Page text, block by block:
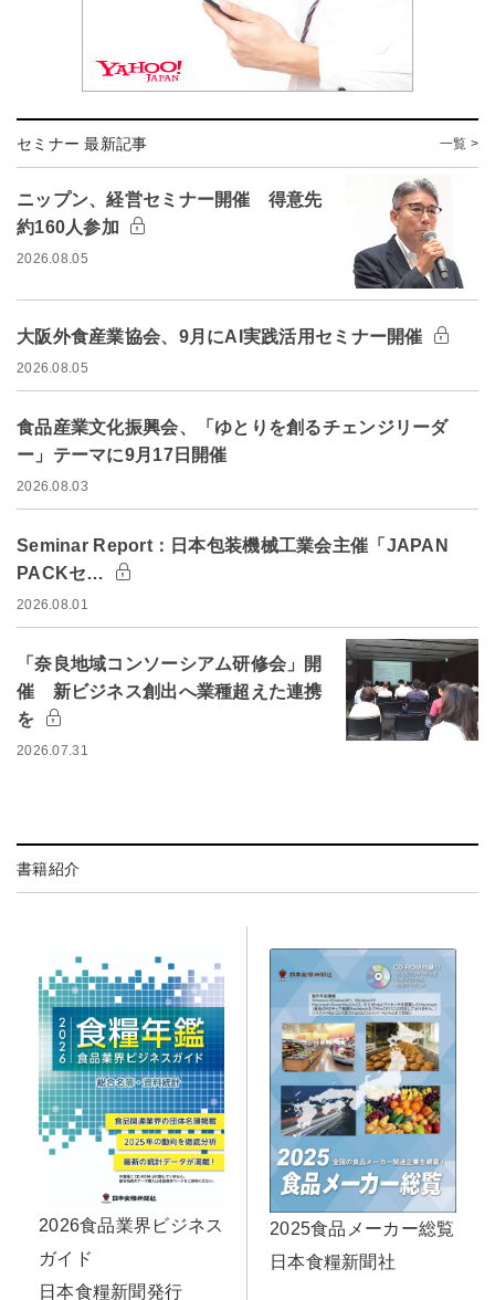
セミナー 最新記事 一覧 >
ニップン、経営セミナー開催 得意先
約160人参加
2026.08.05
大阪外食産業協会、9月にAI実践活用セミナー開催
2026.08.05
食品産業文化振興会、「ゆとりを創るチェンジリーダ
ー」テーマに9月17日開催
2026.08.03
Seminar Report：日本包装機械工業会主催「JAPAN
PACKセ…
2026.08.01
「奈良地域コンソーシアム研修会」開
催 新ビジネス創出へ業種超えた連携
を
2026.07.31
書籍紹介
2026食品業界ビジネス
ガイド
日本食糧新聞発行
2025食品メーカー総覧
日本食糧新聞社